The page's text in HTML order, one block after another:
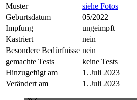
Muster
siehe Fotos
Geburtsdatum
05/2022
Impfung
ungeimpft
Kastriert
nein
Besondere Bedürfnisse nein
gemachte Tests
keine Tests
Hinzugefügt am
1. Juli 2023
Verändert am
1. Juli 2023